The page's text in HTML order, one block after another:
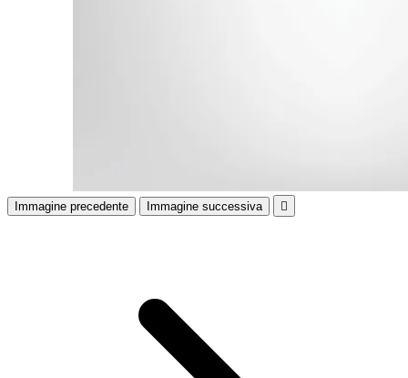
Immagine precedente Immagine successiva 